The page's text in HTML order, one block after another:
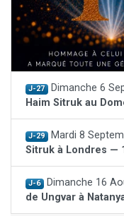
J-27 Dimanche 6
Haim Sitruk au
J-29 Mardi 8
Sitruk à Londres —
J-6 Dimanche 16
de Ungvar à